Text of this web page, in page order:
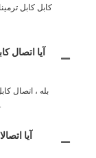
کابل کابل
آیا اتصال
بله ، اتصال
ساخته شده است که مقاوم در برابر خوردگی است.
آیا